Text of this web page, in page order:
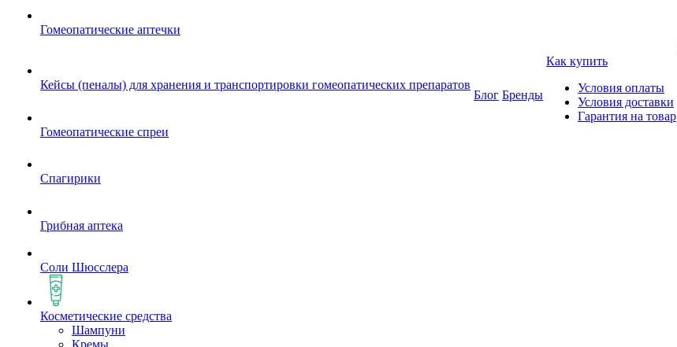
Гомеопатические аптечки
Кейсы (пеналы) для хранения и транспортировки гомеопатических препаратов
Гомеопатические спреи
Спагирики
Грибная аптека
Соли Шюсслера
Косметические средства
Шампуни
Кремы
Блог Бренды
Как купить
Условия оплаты
Условия доставки
Гарантия на товар